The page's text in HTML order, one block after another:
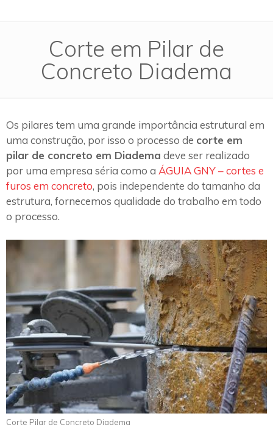
Corte em Pilar de
Concreto Diadema
Os pilares tem uma grande importância estrutural em
uma construção, por isso o processo de corte em
pilar de concreto em Diadema deve ser realizado
por uma empresa séria como a ÁGUIA GNY – cortes e
furos em concreto, pois independente do tamanho da
estrutura, fornecemos qualidade do trabalho em todo
o processo.
Corte Pilar de Concreto Diadema